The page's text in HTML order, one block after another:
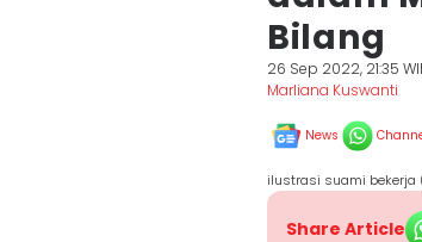
Bilang
26 Sep 2022, 21:35
Marliana Kuswanti
News
ilustrasi suami bekerja
Share Article